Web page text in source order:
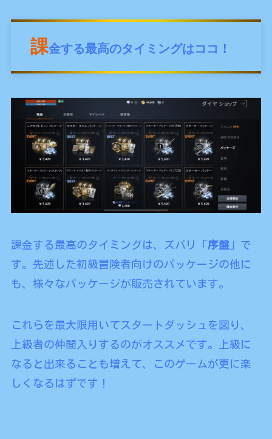
課金する最高のタイミングはココ！
課金する最高のタイミングは、ズバリ「 序盤」で
す。先述した初級冒険者向けのパッケージの他に
も、様々なパッケージが販売されています。
これらを最大限用いてスタートダッシュを図り、
上級者の仲間入りするのがオススメです。上級に
なると出来ることも増えて、このゲームが更に楽
しくなるはずです！